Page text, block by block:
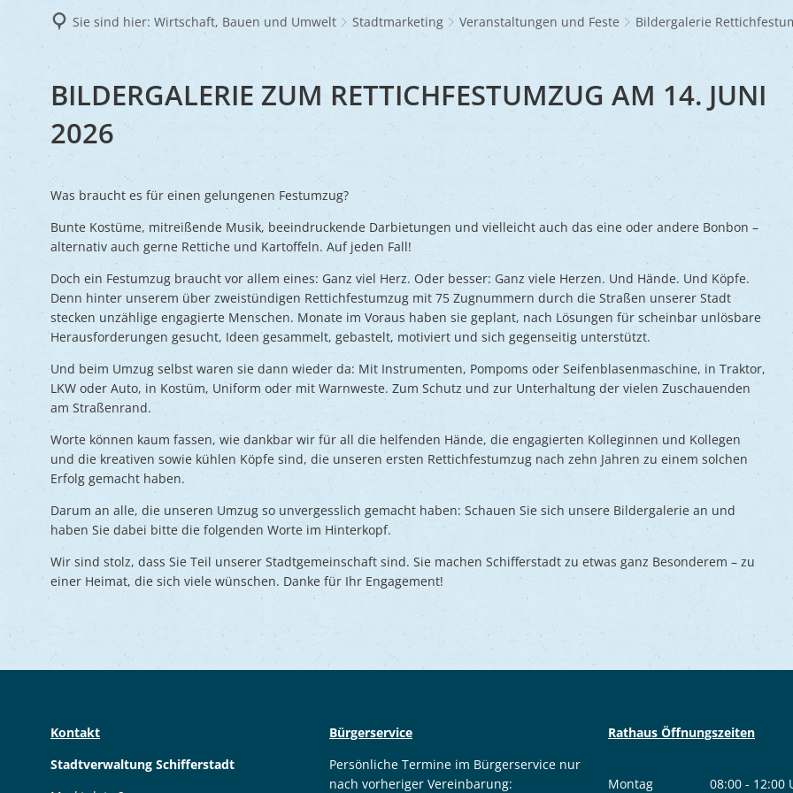
Zucht- und Tierschutz
Laden
Frühlingsmarkt
Kunsthandwerkermarkt
Ukraine Wir als Arbeitgeber
Sie sind hier: Wirtschaft, Bauen und Umwelt Stadtmarketing Veranstaltungen und Feste Bildergalerie
BILDERGALERIE
RETTICHFESTUMZUG
BILDERGALERIE ZUM RETTICHFESTUMZUG AM 14. JUNI
2026
Was braucht es für einen gelungenen Festumzug?
Bunte Kostüme, mitreißende Musik, beeindruckende Darbietungen und vielleicht auch das eine oder andere Bonbon –
alternativ auch gerne Rettiche und Kartoffeln. Auf jeden Fall!
Doch ein Festumzug braucht vor allem eines: Ganz viel Herz. Oder besser: Ganz viele Herzen. Und Hände. Und Köpfe.
Denn hinter unserem über zweistündigen Rettichfestumzug mit 75 Zugnummern durch die Straßen unserer Stadt
stecken unzählige engagierte Menschen. Monate im Voraus haben sie geplant, nach Lösungen für scheinbar unlösbare
Herausforderungen gesucht, Ideen gesammelt, gebastelt, motiviert und sich gegenseitig unterstützt.
Und beim Umzug selbst waren sie dann wieder da: Mit Instrumenten, Pompoms oder Seifenblasenmaschine, in Traktor,
LKW oder Auto, in Kostüm, Uniform oder mit Warnweste. Zum Schutz und zur Unterhaltung der vielen Zuschauenden
am Straßenrand.
Worte können kaum fassen, wie dankbar wir für all die helfenden Hände, die engagierten Kolleginnen und Kollegen
und die kreativen sowie kühlen Köpfe sind, die unseren ersten Rettichfestumzug nach zehn Jahren zu einem solchen
Erfolg gemacht haben.
Darum an alle, die unseren Umzug so unvergesslich gemacht haben: Schauen Sie sich unsere Bildergalerie an und
haben Sie dabei bitte die folgenden Worte im Hinterkopf.
Wir sind stolz, dass Sie Teil unserer Stadtgemeinschaft sind. Sie machen Schifferstadt zu etwas ganz Besonderem – zu
einer Heimat, die sich viele wünschen. Danke für Ihr Engagement!
Kontakt
Stadtverwaltung Schifferstadt
Bürgerservice
Persönliche Termine im Bürgerservice nur
nach vorheriger Vereinbarung:
Rathaus Öffnungszeiten
Montag 08:00 - 12:00